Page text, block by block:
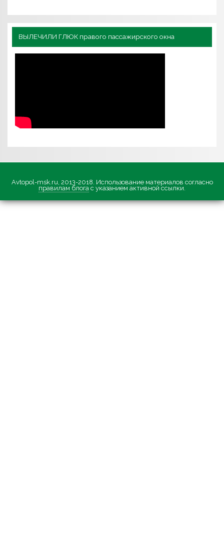
ВЫЛЕЧИЛИ ГЛЮК правого пассажирского окна
Avtopol-msk.ru, 2013-2018. Использование материалов согласно
правилам блога с указанием активной ссылки.